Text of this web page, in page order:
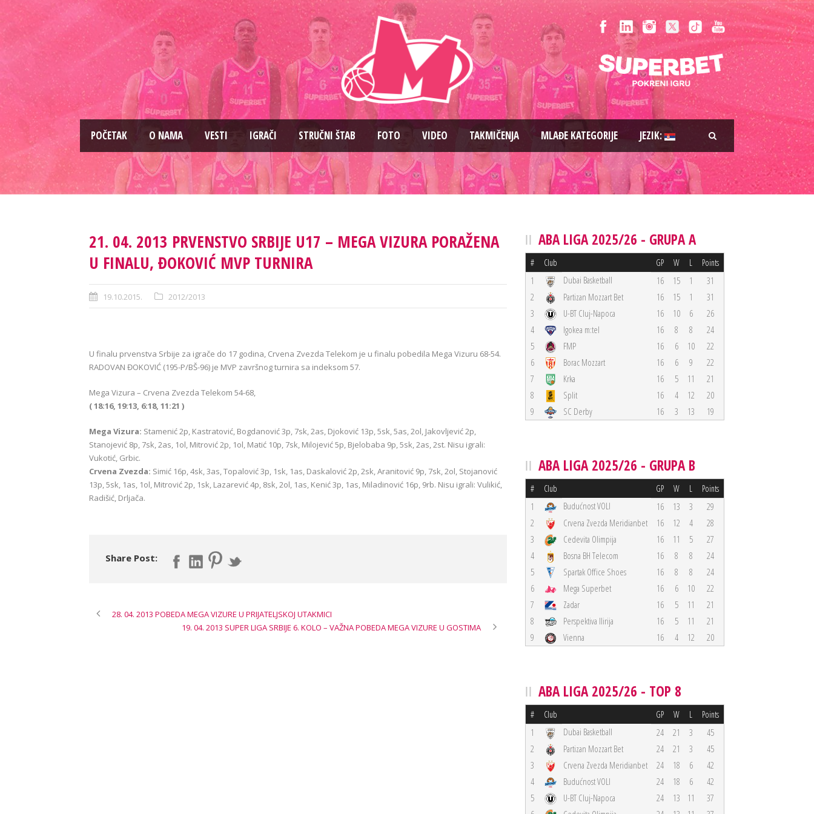
PОČETAK O NAMA VESTI IGRAČI STRUČNI ŠTAB FOTO VIDEO TAKMIČENJA MLAĐE KATEGORIJE JEZIK:
21. 04. 2013 PRVENSTVO SRBIJE U17 – MEGA VIZURA PORAŽENA
U FINALU, ĐOKOVIĆ MVP TURNIRA
19.10.2015. 2012/2013
U finalu prvenstva Srbije za igrače do 17 godina, Crvena Zvezda Telekom je u finalu pobedila Mega Vizuru 68-54.
RADOVAN ĐOKOVIĆ (195-P/BŠ-96) je MVP završnog turnira sa indeksom 57.
Mega Vizura – Crvena Zvezda Telekom 54-68,
( 18:16, 19:13, 6:18, 11:21 )
Mega Vizura: Stamenić 2p, Kastratović, Bogdanović 3p, 7sk, 2as, Djoković 13p, 5sk, 5as, 2ol, Jakovljević 2p,
Stanojević 8p, 7sk, 2as, 1ol, Mitrović 2p, 1ol, Matić 10p, 7sk, Milojević 5p, Bjelobaba 9p, 5sk, 2as, 2st. Nisu igrali:
Vukotić, Grbic.
Crvena Zvezda: Simić 16p, 4sk, 3as, Topalović 3p, 1sk, 1as, Daskalović 2p, 2sk, Aranitović 9p, 7sk, 2ol, Stojanović
13p, 5sk, 1as, 1ol, Mitrović 2p, 1sk, Lazarević 4p, 8sk, 2ol, 1as, Kenić 3p, 1as, Miladinović 16p, 9rb. Nisu igrali: Vulikić,
Radišić, Drljača.
Share Post:
28. 04. 2013 POBEDA MEGA VIZURE U PRIJATELJSKOJ UTAKMICI
19. 04. 2013 SUPER LIGA SRBIJE 6. KOLO – VAŽNA POBEDA MEGA VIZURE U GOSTIMA
ABA LIGA 2025/26 - GRUPA A
# Club GP W L Points
1 Dubai Basketball 16 15 1
31
2
Partizan Mozzart Bet 16 15 1
31
3
U-BT Cluj-Napoca 16 10 6
26
4
Igokea m:tel 16 8 8
24
5
FMP 16 6 10
22
6
Borac Mozzart 16 6 9
22
7
Krka 16 5 11
21
8
Split 16 4 12
20
9
SC Derby 16 3 13 19
ABA LIGA 2025/26 - GRUPA B
# Club GP W L Points
1 Budućnost VOLI 16 13 3
29
2
Crvena Zvezda Meridianbet 16 12 4
28
3
Cedevita Olimpija 16 11 5
27
4
Bosna BH Telecom 16 8 8
24
5
Spartak Office Shoes 16 8 8
24
6
Mega Superbet 16 6 10
22
7
Zadar 16 5 11
21
8
Perspektiva Ilirija 16 5 11
21
9
Vienna 16 4 12 20
ABA LIGA 2025/26 - TOP 8
# Club GP W L Points
1 Dubai Basketball 24 21 3
45
2
Partizan Mozzart Bet 24 21 3
45
3
Crvena Zvezda Meridianbet 24 18 6
42
4
Budućnost VOLI 24 18 6
42
5
U-BT Cluj-Napoca 24 13 11
37